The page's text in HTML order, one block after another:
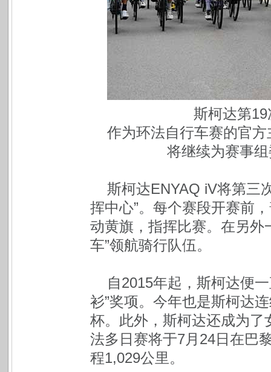
斯柯达第
作为环法自行车赛的官
将继续为赛事
斯柯达ENYAQ iV将第三
挥中心”。每个赛段开赛前
动黄旗，指挥比赛。在另外
车”领航骑行队伍。
自2015年起，斯柯达便
衫”奖项。今年也是斯柯达
杯。此外，斯柯达还成为
法多日赛将于7月24日在巴
程1,029公里。